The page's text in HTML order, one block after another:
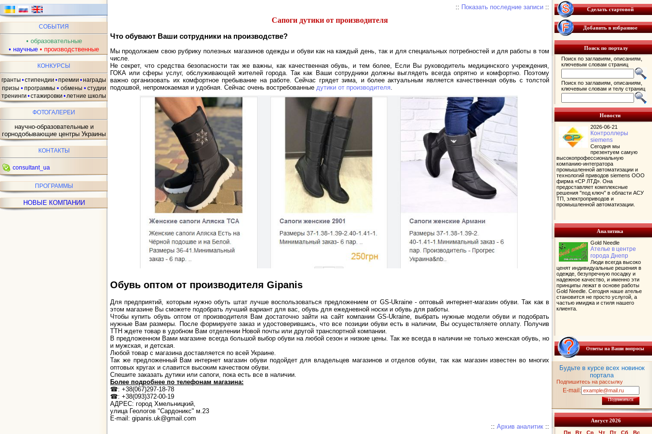
СОБЫТИЯ
• образовательные
• научные • производственные
КОНКУРСЫ
гранты •стипендии •премии •награды
призы • программы • обмены • студии
тренинги •стажировки •летние школы
ФОТОГАЛЕРЕИ
научно-образовательные и
горнодобывающие центры Украины
КОНТАКТЫ
consultant_ua
ПРОГРАММЫ
НОВЫЕ КОМПАНИИ
:: Показать последние записи ::
Сапоги дутики от производителя
Что обувают Ваши сотрудники на производстве?
Мы продолжаем свою рубрику полезных магазинов одежды и обуви как на каждый день, так и для специальных потребностей и для работы в том
числе.
Не секрет, что средства безопасности так же важны, как качественная обувь, и тем более, Если Вы руководитель медицинского учреждения,
ГОКА или сферы услуг, обслуживающей жителей города. Так как Ваши сотрудники должны выглядеть всегда опрятно и комфортно. Поэтому
важно организовать их комфортное пребывание на работе. Сейчас грядет зима, и более актуальным является качественная обувь с толстой
подошвой, непромокаемая и удобная. Сейчас очень востребованные дутики от производителя.
Обувь оптом от производителя Gipanis
Для предприятий, которым нужно обуть штат лучше воспользоваться предложением от GS-Ukraine - оптовый интернет-магазин обуви. Так как в
этом магазине Вы сможете подобрать лучший вариант для вас, обувь для ежедневной носки и обувь для работы.
Чтобы купить обувь оптом от производителя Вам достаточно зайти на сайт компании GS-Ukraine, выбрать нужные модели обуви и подобрать
нужные Вам размеры. После формируете заказ и удостоверившись, что все позиции обуви есть в наличии, Вы осуществляете оплату. Получив
ТТН ждете товар в удобном Вам отделении Новой почты или другой транспортной компании.
В предложенном Вами магазине всегда большой выбор обуви на любой сезон и низкие цены. Так же всегда в наличии не только женская обувь, но
и мужская, и детская.
Любой товар с магазина доставляется по всей Украине.
Так же предложенный Вам интернет магазин обуви подойдет для владельцев магазинов и отделов обуви, так как магазин известен во многих
оптовых кругах и славится высоким качеством обуви.
Спешите заказать дутики или сапоги, пока есть все в наличии.
Более подробнее по телефонам магазина:
☎: +38(067)297-18-78
☎: +38(093)372-00-19
АДРЕС: город Хмельницкий,
улица Геологов "Сардоникс" м.23
Е-mail: gipanis.uk@gmail.com
:: Архив аналитик ::
Сделать стартовой
Добавить в избранное
Поиск по порталу
Поиск по заглавиям, описаниям,
ключевым словам страниц
Поиск по заглавиям, описаниям,
ключевым словам и телу страниц
Новости
2026-06-21
Контроллеры
siemens
Сегодня мы
презентуем самую
высокопрофессиональную
компанию-интегратора
промышленной автоматизации и
технологий приводов siemens ООО
фирма «СР ЛТД». Она
предоставляет комплексные
решения "под ключ" в области АСУ
ТП, электроприводов и
промышленной автоматизации.
Аналитика
Gold Needle
Ателье в центре
города Днепр
Люди всегда высоко
ценят индивидуальные решения в
одежде, безупречную посадку и
надежное качество, и именно эти
принципы лежат в основе работы
Gold Needle. Сегодня наше ателье
становится не просто услугой, а
частью имиджа и стиля нашего
клиента.
Ответы на Ваши вопросы
Будьте в курсе всех новинок
портала
Подпишитесь на рассылку
E-mail:
Подписаться
Август 2026
Пн Вт Ср Чт Пт Сб Вс